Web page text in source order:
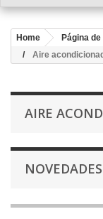
Home Página
Aire
AIRE
NOVEDADES